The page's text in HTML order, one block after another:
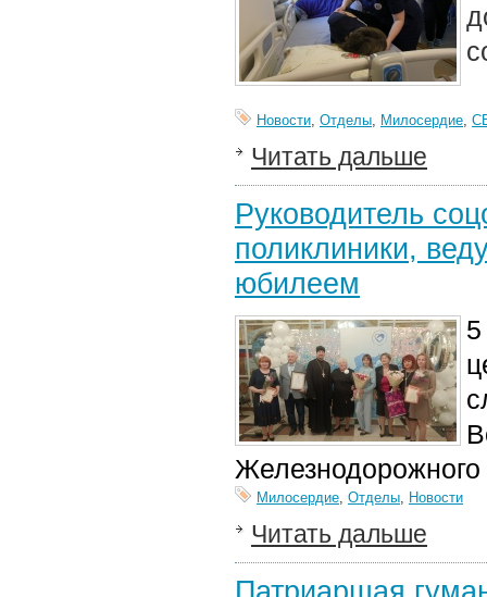
Новости, Отделы, Милосердие,
Читать дальше
Руководитель
поликлиники,
юбилеем
Милосердие, Отделы, Новости
Читать дальше